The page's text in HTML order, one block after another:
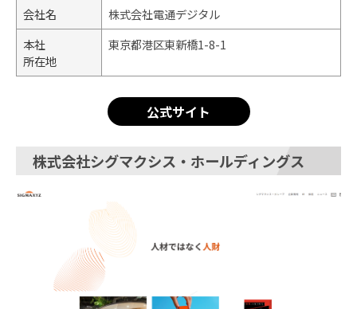
会社名
株式会社電通デジタル
本社
所在地
東京都港区東新橋1-8-1
公式サイト
株式会社シグマクシス・ホールディングス